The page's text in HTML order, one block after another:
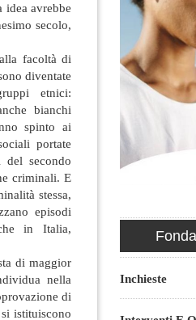
idea avrebbe
secolo,
facoltà di
diventate
etnici:
bianchi
spinto ai
portate
secondo
criminali. E
stessa,
episodi
in Italia,
di maggior
nella
di
istituiscono
Inchieste